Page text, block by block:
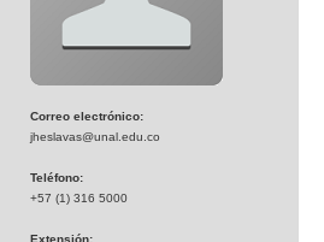
Correo electrónico:
jheslavas@unal.edu.co
Teléfono:
+57 (1) 316 5000
Extensión: